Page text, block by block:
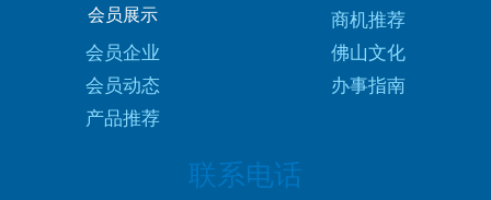
商机推荐
佛山文化
办事指南
会员展示
会员企业
会员动态
产品推荐
联系电话